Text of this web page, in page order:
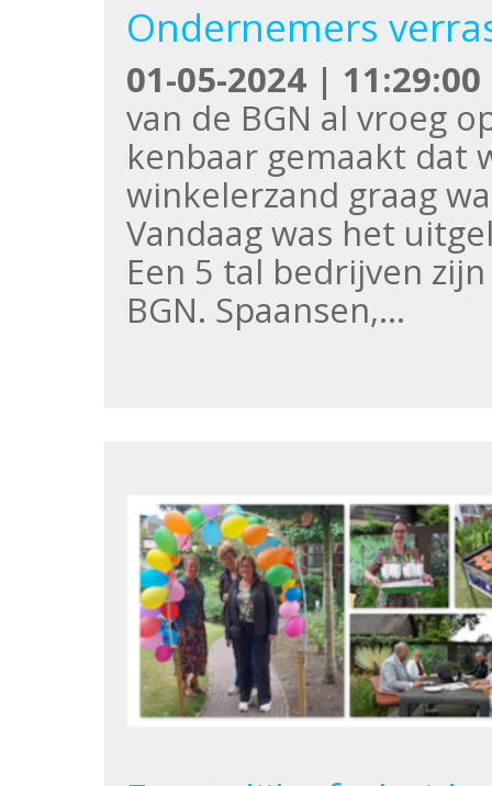
Ondernemers
01-05-2024 | 11:29:00
van de BGN al vroeg
kenbaar gemaakt dat
winkelerzand graag
Vandaag was het
Een 5 tal bedrijven
BGN. Spaansen,…